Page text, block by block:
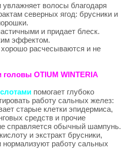
увлажняет волосы благодаря
северных ягод: брусники и
и придает блеск.
эффектом.
расчесываются и не
OTIUM WINTERIA
помогает глубоко
работу сальных желез:
старые клетки эпидермиса,
средств и прочие
справляется обычный шампунь.
и экстракт брусники,
работу сальных